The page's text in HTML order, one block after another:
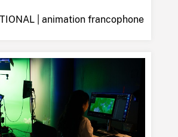
| animation francophone